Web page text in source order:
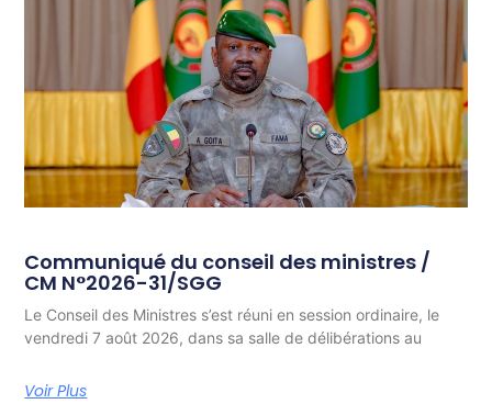
Communiqué du conseil des ministres /
CM N°2026-31/SGG
Le Conseil des Ministres s’est réuni en session ordinaire, le
vendredi 7 août 2026, dans sa salle de délibérations au
Voir Plus